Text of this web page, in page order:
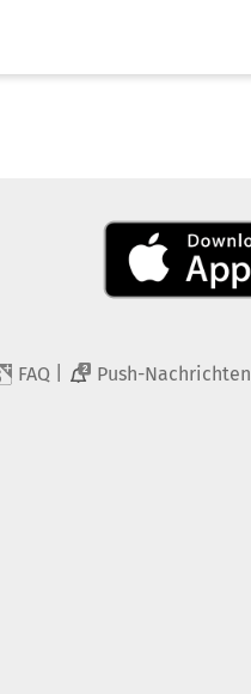
FAQ 2 Push-Nachrichten